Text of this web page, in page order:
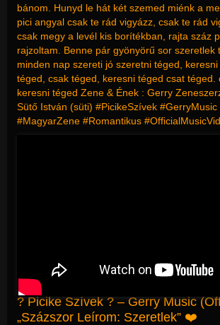
bánom. Hunyd le hát két szemed miénk a
pici angyal csak te rád vigyázz, csak te rád
csak megy a levél kis borítékban, rajta száz
rajzoltam. Benne pár gyönyörű sor szeretlek
minden nap szereti jó szeretni téged,
téged, csak téged, keresni téged csat téged.
keresni téged Zene & Ének : Gerry
Sütő István (süti) #PicikeSzívek
#MagyarZene #Romantikus
? Picike Szívek ? – Gerry Music
„Százszor Leírom: Szeretlek” ❤️